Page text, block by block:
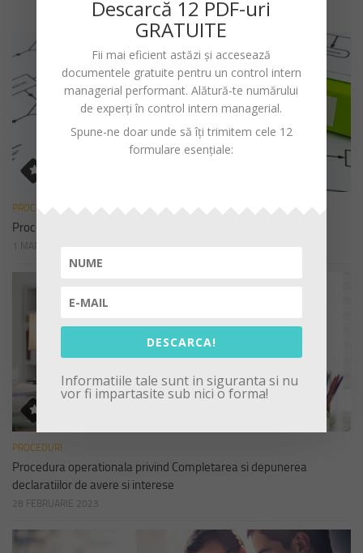
PROCEDURI
Procedura de sistem privind declararea cadourilor
1 MARTIE 2023
PROCEDURI
Procedura operationala privind Completarea si depunerea
declaratiilor de avere si interese
28 FEBRUARIE 2023
Descarcă 12 PDF-uri
GRATUITE
Fii mai eficient astăzi și accesează
documentele gratuite pentru un control intern
managerial performant. Alătură-te numărului
de experți în control intern managerial.
Spune-ne doar unde să îți trimitem cele 12
formulare esențiale:
DESCARCA!
Informatiile tale sunt in siguranta si nu
vor fi impartasite sub nici o forma!